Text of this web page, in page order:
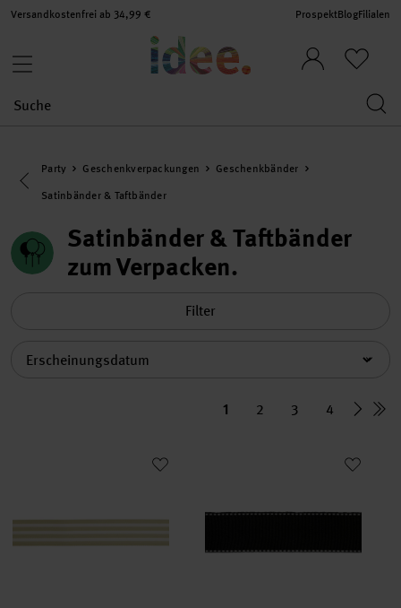
Versandkostenfrei ab 34,99 € ProspektBlogFilialen
Eine Kategorie zurück navigieren
Party Geschenkverpackungen
Geschenkbänder
Satinbänder & Taftbänder
Satinbänder & Taftbänder
zum Verpacken
Filter
1 2 3 4
Paper Poetry Webband Duo StreifenPaper Poetry Webband mit